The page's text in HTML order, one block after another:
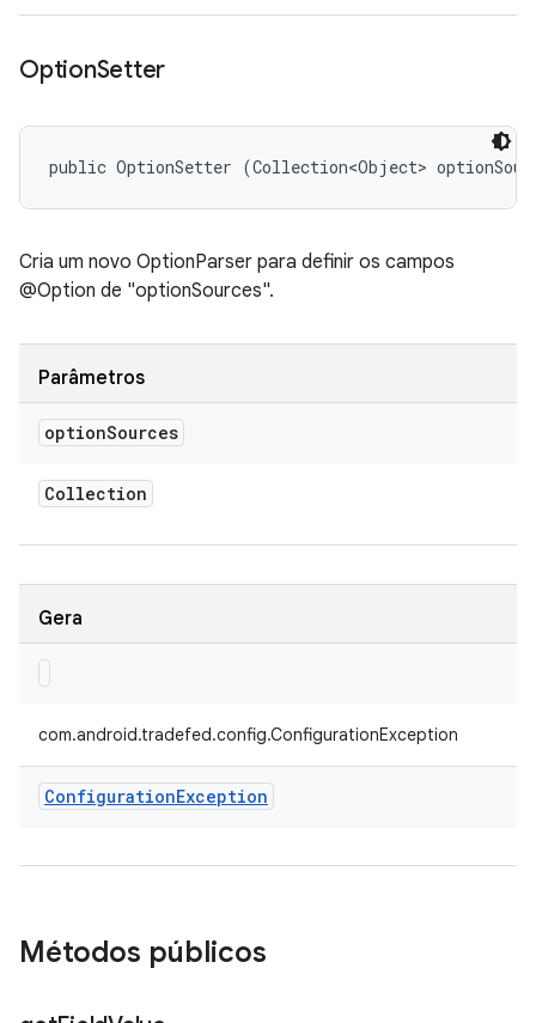
OptionSetter
public OptionSetter (Collection<Object>
Cria um novo OptionParser para definir os campos
@Option de "optionSources".
Parâmetros
optionSources
Collection
Gera
com.android.tradefed.config.ConfigurationException
ConfigurationException
Métodos públicos